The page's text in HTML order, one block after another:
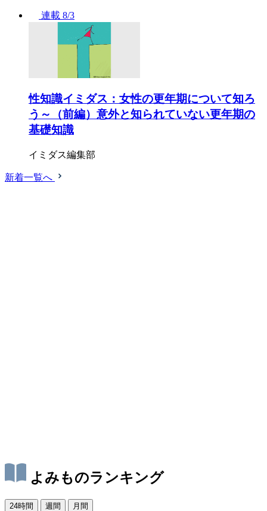
連載 8/3
性知識イミダス：女性の更年期について知ろ
う～（前編）意外と知られていない更年期の
基礎知識
イミダス編集部
新着一覧へ
よみものランキング
24時間 週間 月間